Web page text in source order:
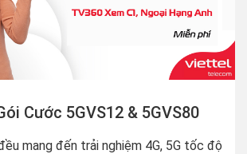
Cước 5GVS12 & 5GVS80
mang đến trải nghiệm 4G, 5G tốc độ